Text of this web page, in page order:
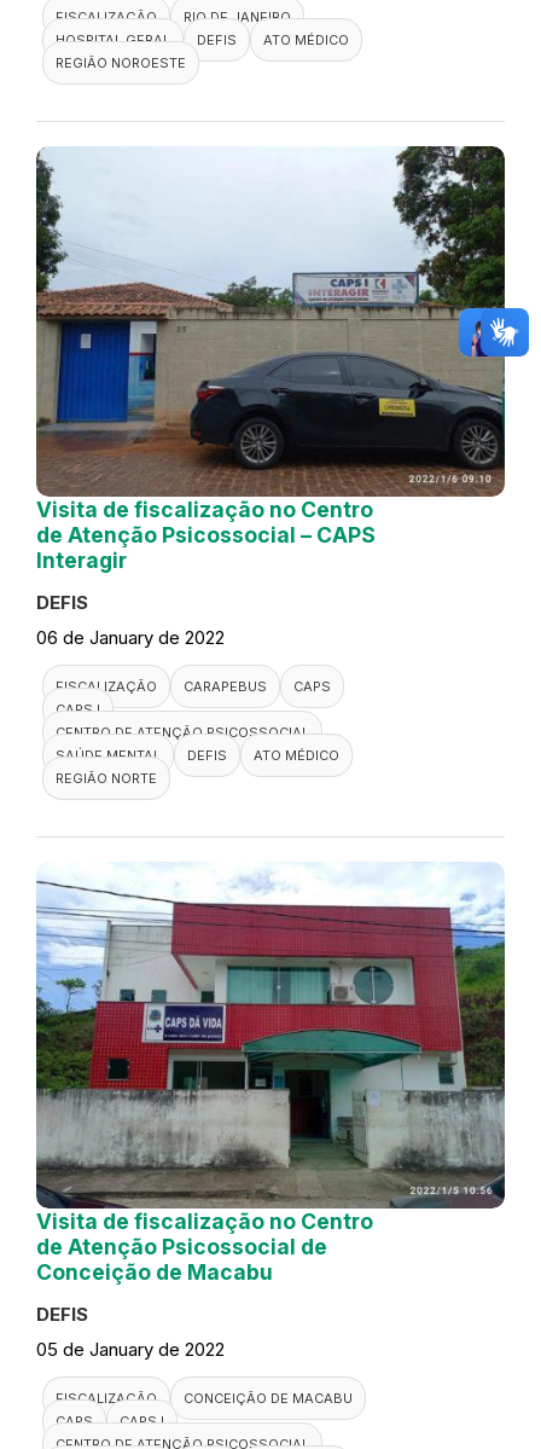
FISCALIZAÇÃO
RIO DE JANEIRO
HOSPITAL GERAL
DEFIS
ATO MÉDICO
REGIÃO NOROESTE
Visita de fiscalização no Centro
de Atenção Psicossocial – CAPS
Interagir
DEFIS
06 de January de 2022
FISCALIZAÇÃO CARAPEBUS
CAPS
CAPS I
CENTRO DE ATENÇÃO PSICOSSOCIAL
SAÚDE MENTAL
DEFIS
ATO MÉDICO
REGIÃO NORTE
Visita de fiscalização no Centro
de Atenção Psicossocial de
Conceição de Macabu
DEFIS
05 de January de 2022
FISCALIZAÇÃO
CONCEIÇÃO DE MACABU
CAPS
CAPS I
CENTRO DE ATENÇÃO PSICOSSOCIAL